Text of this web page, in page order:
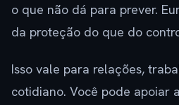
o que não dá para prever.
da proteção do que do
Isso vale para relações,
cotidiano. Você pode apoiar